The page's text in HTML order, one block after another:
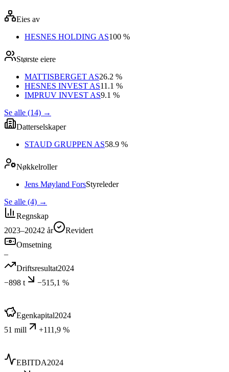
Eies av
HESNES HOLDING AS100 %
Største eiere
MATTISBERGET AS26.2 %
HESNES INVEST AS11.1 %
IMPRUV INVEST AS9.1 %
Se alle (14) →
Datterselskaper
STAUD GRUPPEN AS58.9 %
Nøkkelroller
Jens Møyland ForsStyreleder
Se alle (4) →
Regnskap
2023–20242 år
Revidert
Omsetning
–
Driftsresultat2024
−898 t
−515,1 %
Egenkapital2024
51 mill
+111,9 %
EBITDA2024